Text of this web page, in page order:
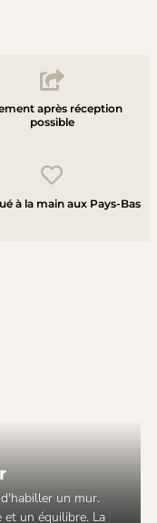
après réception
possible
à la main aux Pays-Bas
un mur.
et un équilibre. La